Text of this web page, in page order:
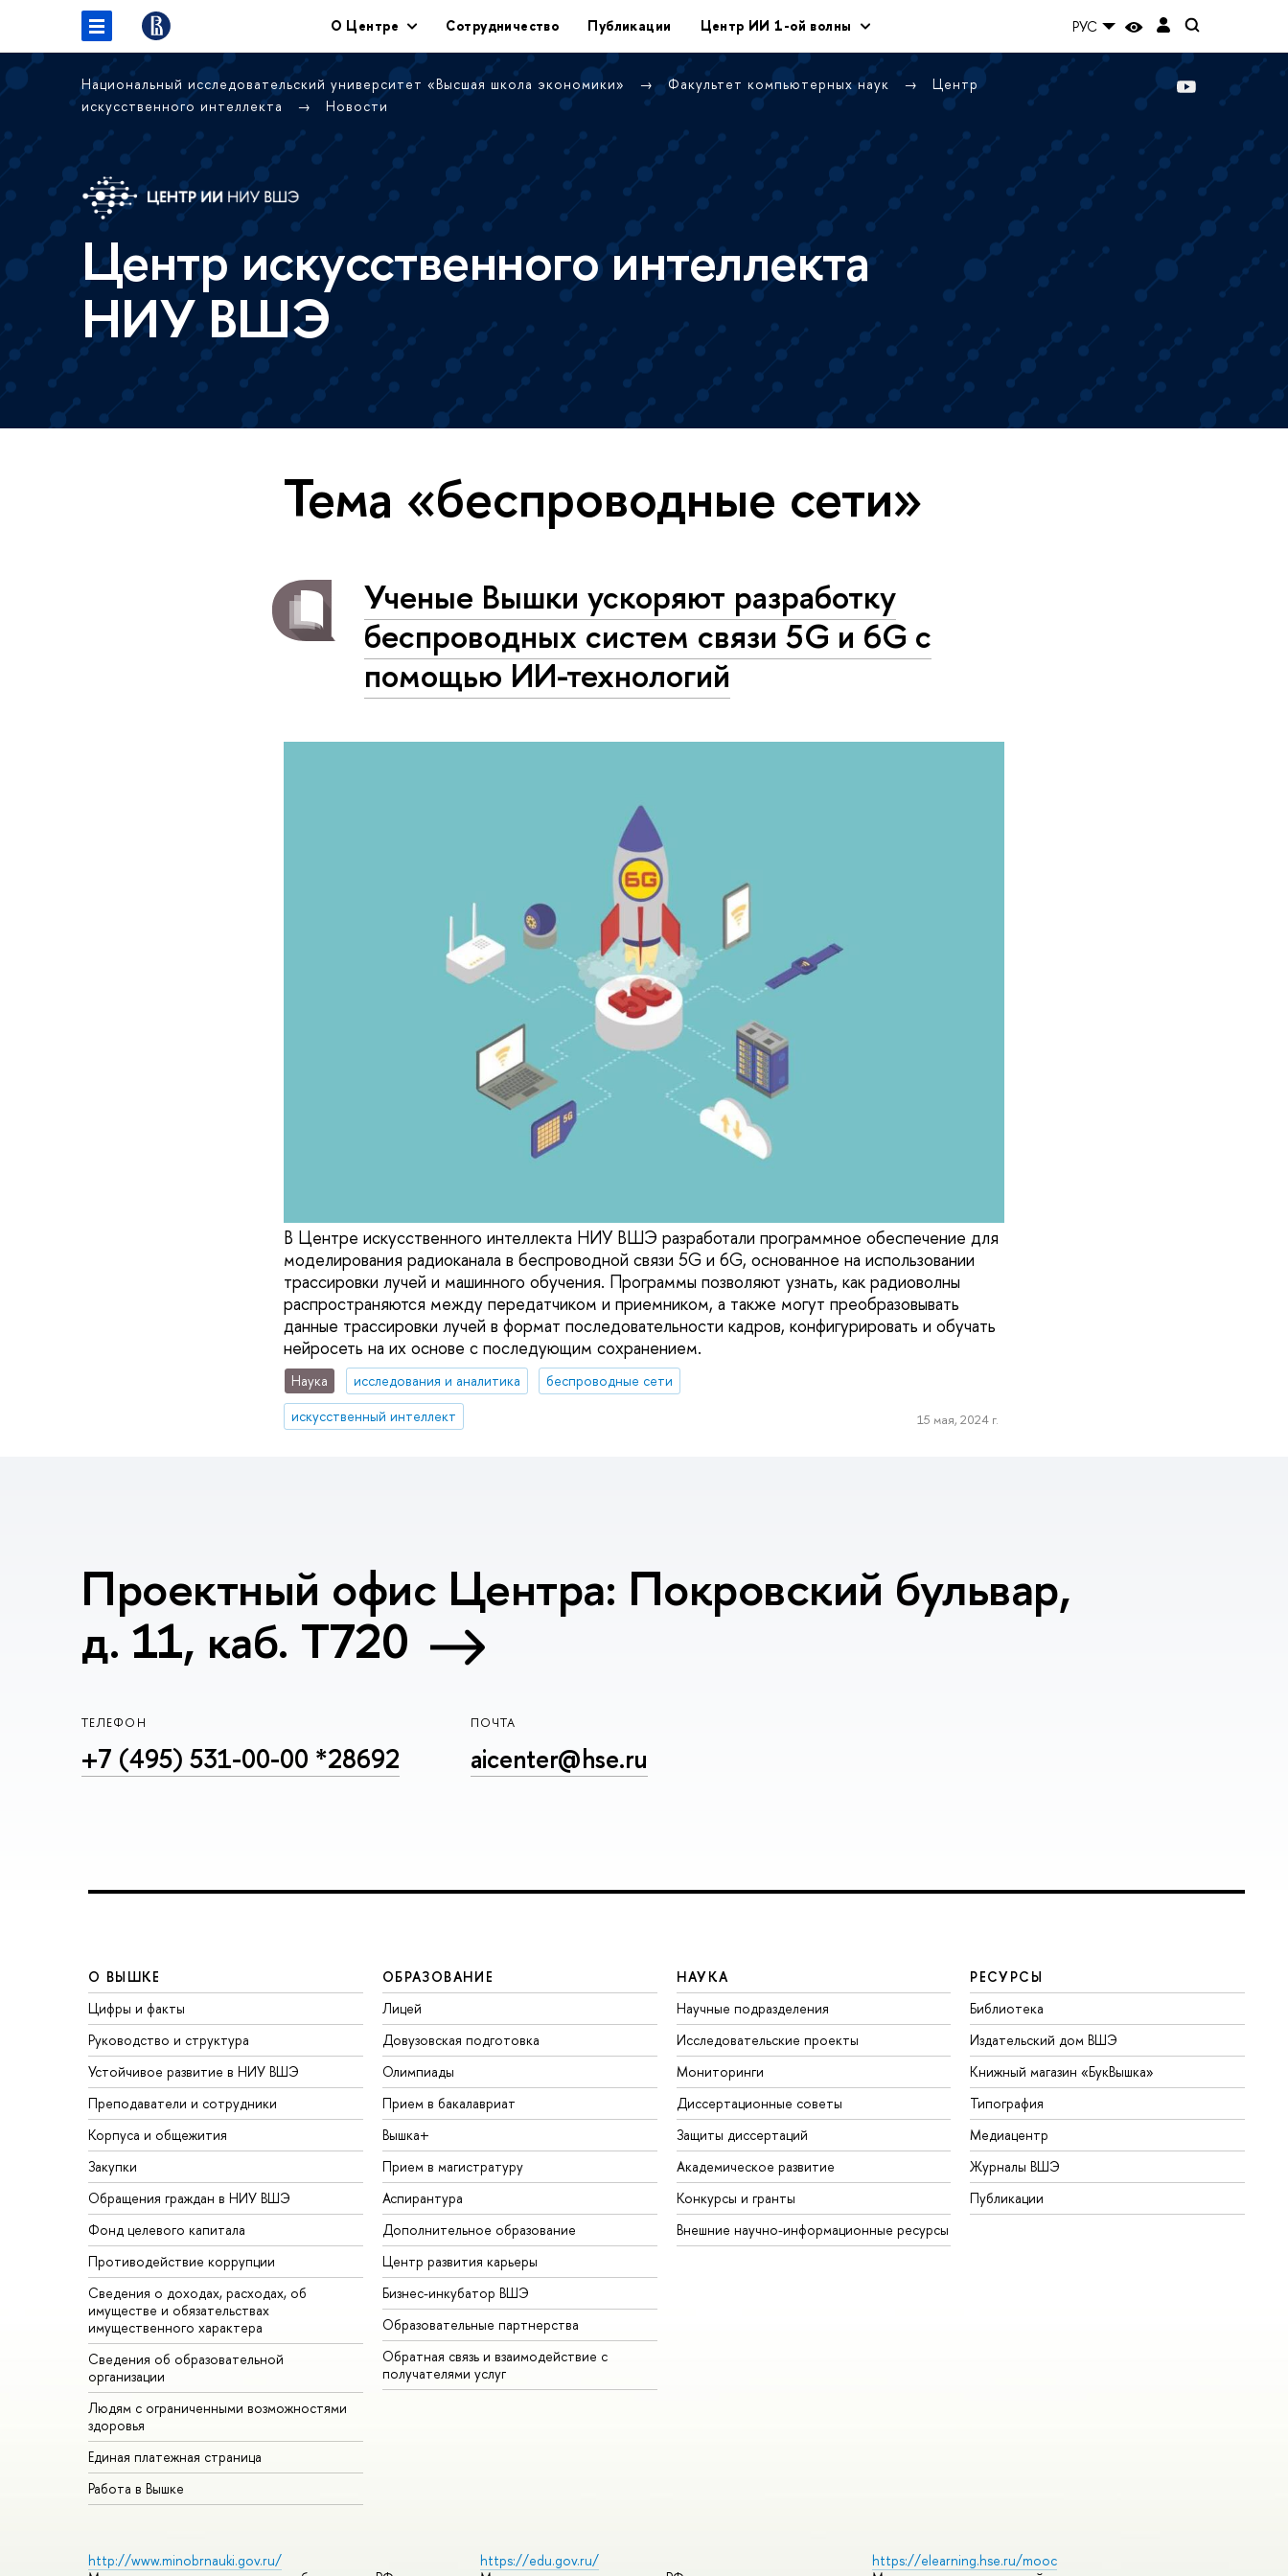
О Центре Сотрудничество Публикации Центр ИИ 1-ой волны РУС
Национальный исследовательский университет «Высшая школа экономики» Факультет компьютерных наук
Центр
искусственного интеллекта
Новости
Центр искусственного интеллекта
НИУ ВШЭ
Тема «беспроводные сети»
Ученые Вышки ускоряют разработку
беспроводных систем связи 5G и 6G с
помощью ИИ-технологий
В Центре искусственного интеллекта НИУ ВШЭ разработали программное обеспечение для
моделирования радиоканала в беспроводной связи 5G и 6G, основанное на использовании
трассировки лучей и машинного обучения. Программы позволяют узнать, как радиоволны
распространяются между передатчиком и приемником, а также могут преобразовывать
данные трассировки лучей в формат последовательности кадров, конфигурировать и обучать
нейросеть на их основе с последующим сохранением.
Наука исследования и аналитика
беспроводные сети
искусственный интеллект
15 мая, 2024 г.
Проектный офис Центра: Покровский бульвар,
д. 11, каб. T720
ТЕЛЕФОН
+7 (495) 531-00-00 *28692
ПОЧТА
aicenter@hse.ru
О ВЫШКЕ
Цифры и факты
Руководство и структура
Устойчивое развитие в НИУ ВШЭ
Преподаватели и сотрудники
Корпуса и общежития
Закупки
Обращения граждан в НИУ ВШЭ
Фонд целевого капитала
Противодействие коррупции
Сведения о доходах, расходах, об
имуществе и обязательствах
имущественного характера
Сведения об образовательной
организации
Людям с ограниченными возможностями
здоровья
Единая платежная страница
Работа в Вышке
ОБРАЗОВАНИЕ
Лицей
Довузовская подготовка
Олимпиады
Прием в бакалавриат
Вышка+
Прием в магистратуру
Аспирантура
Дополнительное образование
Центр развития карьеры
Бизнес-инкубатор ВШЭ
Образовательные партнерства
Обратная связь и взаимодействие с
получателями услуг
НАУКА
Научные подразделения
Исследовательские проекты
Мониторинги
Диссертационные советы
Защиты диссертаций
Академическое развитие
Конкурсы и гранты
Внешние научно-информационные ресурсы
РЕСУРСЫ
Библиотека
Издательский дом ВШЭ
Книжный магазин «БукВышка»
Типография
Медиацентр
Журналы ВШЭ
Публикации
http://www.minobrnauki.gov.ru/
https://edu.gov.ru/
https://elearning.hse.ru/mooc